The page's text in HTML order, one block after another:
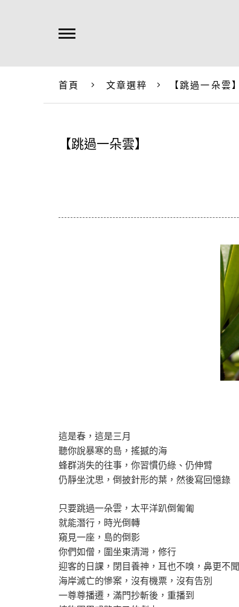
首頁 文章選粹 【跳過一朵雲】
【跳過一朵雲】
這是春，這是三月
聽你說暴寒的島，搖撼的海
蜂群消失的往事，你習慣仍綠、仍伸臂
仍靜坐沈思，倒披針形的葉，然後寫回憶錄
只要跳過一朵雲，太平洋趴倒匍匍
就能潛行，時光倒轉
窺見一座，島的倒影
你們如僧，圍坐東清灣，修行
迎客的日課，閉目養神，耳也不嗅，鼻更不聞
海岸滅亡的慘案，沒有機票，沒有告別
一尊尊播遷，滿門抄斬後，重播到